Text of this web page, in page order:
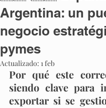
Argentina: un
negocio
pymes
Actualizado: 1 feb
Por qué este
siendo clave para
exportar si se